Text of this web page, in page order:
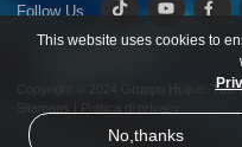
Follow Us
Gruppu Huijue.
Tutti
Sitemaps
Pulitica di privacy
This website uses cookies to
No,thanks